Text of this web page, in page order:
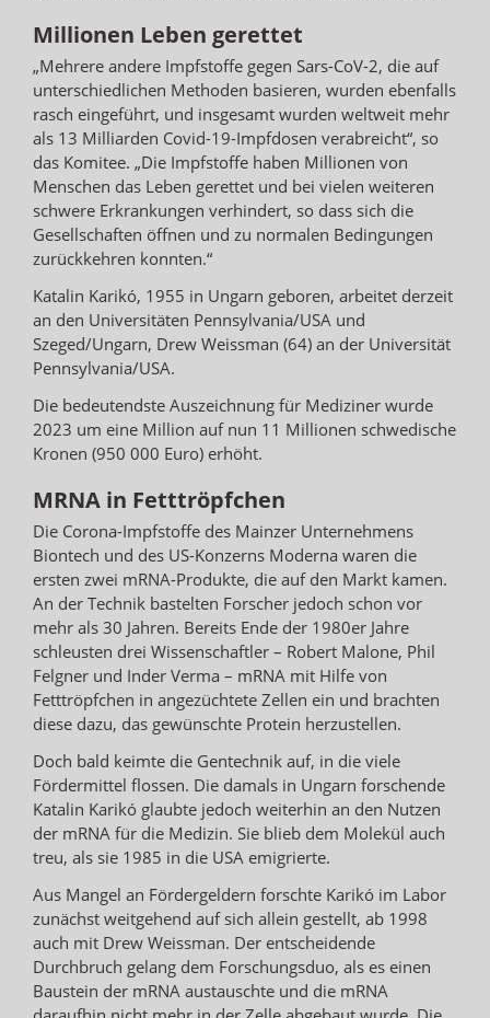
Millionen Leben gerettet
„Mehrere andere Impfstoffe gegen Sars-CoV-2, die auf
unterschiedlichen Methoden basieren, wurden ebenfalls
rasch eingeführt, und insgesamt wurden weltweit mehr
als 13 Milliarden Covid-19-Impfdosen verabreicht“, so
das Komitee. „Die Impfstoffe haben Millionen von
Menschen das Leben gerettet und bei vielen weiteren
schwere Erkrankungen verhindert, so dass sich die
Gesellschaften öffnen und zu normalen Bedingungen
zurückkehren konnten.“
Katalin Karikó, 1955 in Ungarn geboren, arbeitet derzeit
an den Universitäten Pennsylvania/USA und
Szeged/Ungarn, Drew Weissman (64) an der Universität
Pennsylvania/USA.
Die bedeutendste Auszeichnung für Mediziner wurde
2023 um eine Million auf nun 11 Millionen schwedische
Kronen (950 000 Euro) erhöht.
MRNA in Fetttröpfchen
Die Corona-Impfstoffe des Mainzer Unternehmens
Biontech und des US-Konzerns Moderna waren die
ersten zwei mRNA-Produkte, die auf den Markt kamen.
An der Technik bastelten Forscher jedoch schon vor
mehr als 30 Jahren. Bereits Ende der 1980er Jahre
schleusten drei Wissenschaftler – Robert Malone, Phil
Felgner und Inder Verma – mRNA mit Hilfe von
Fetttröpfchen in angezüchtete Zellen ein und brachten
diese dazu, das gewünschte Protein herzustellen.
Doch bald keimte die Gentechnik auf, in die viele
Fördermittel flossen. Die damals in Ungarn forschende
Katalin Karikó glaubte jedoch weiterhin an den Nutzen
der mRNA für die Medizin. Sie blieb dem Molekül auch
treu, als sie 1985 in die USA emigrierte.
Aus Mangel an Fördergeldern forschte Karikó im Labor
zunächst weitgehend auf sich allein gestellt, ab 1998
auch mit Drew Weissman. Der entscheidende
Durchbruch gelang dem Forschungsduo, als es einen
Baustein der mRNA austauschte und die mRNA